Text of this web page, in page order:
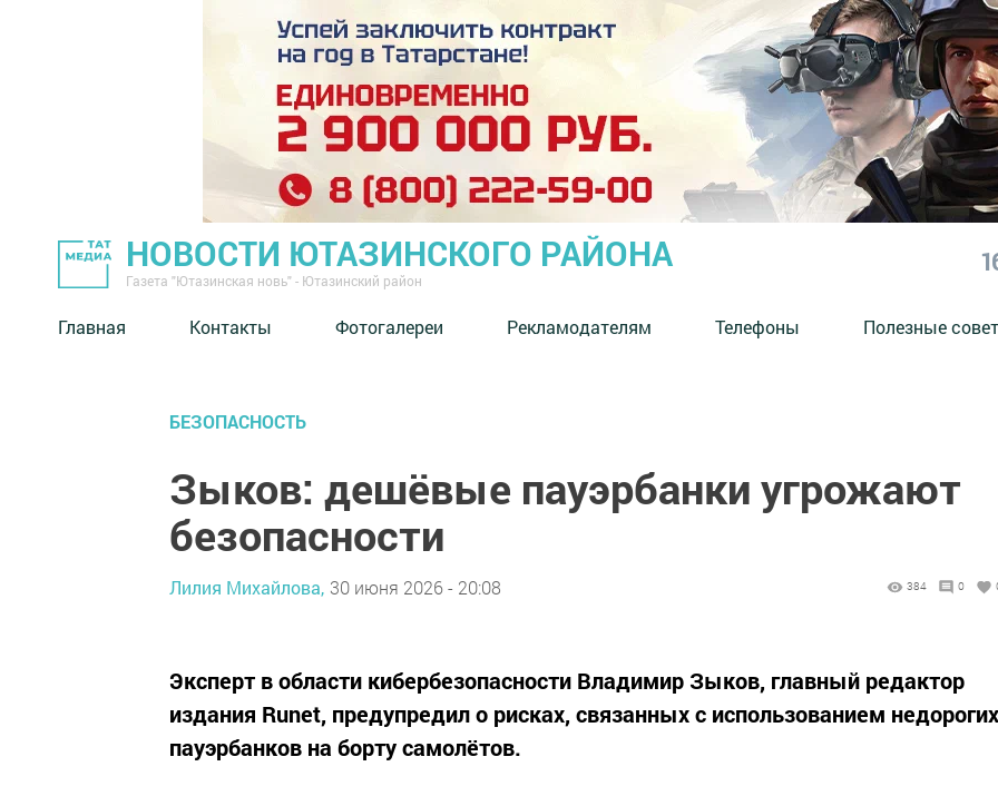
НОВОСТИ ЮТАЗИНСКОГО РАЙОНА
Газета "Ютазинская новь" - Ютазинский район
Главная Контакты Фотогалереи Рекламодателям Телефоны Полезные
БЕЗОПАСНОСТЬ
Зыков: дешёвые пауэрбанки угрожают
безопасности
Лилия Михайлова, 30 июня 2026 - 20:08 384 0
Эксперт в области кибербезопасности Владимир Зыков, главный редактор
издания Runet, предупредил о рисках, связанных с использованием недорогих
пауэрбанков на борту самолётов.